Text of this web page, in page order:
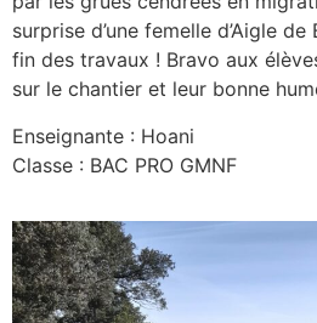
surprise d’une femelle d’Aigle
fin des travaux ! Bravo aux
sur le chantier et leur bonne
Enseignante : Hoani
Classe : BAC PRO GMNF